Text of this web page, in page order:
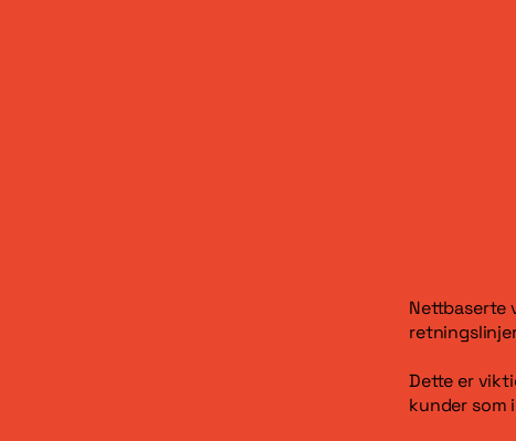
Nettbaserte
Dette er
kunder som